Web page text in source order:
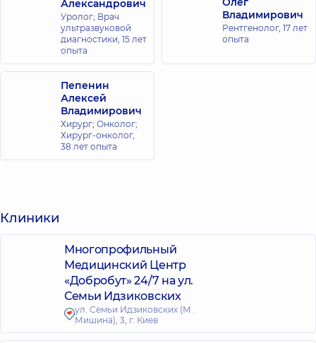
Александрович
Уролог; Врач
ультразвуковой
диагностики, 15 лет
опыта
Владимирович
Рентгенолог, 17 лет
опыта
Пепенин
Алексей
Владимирович
Хирург; Онколог;
Хирург-онколог,
38 лет опыта
Клиники
Многопрофильный
Медицинский Центр
«Добробут» 24/7 на ул.
Семьи Идзиковских
ул. Семьи Идзиковских (М.
Мишина), 3, г. Киев